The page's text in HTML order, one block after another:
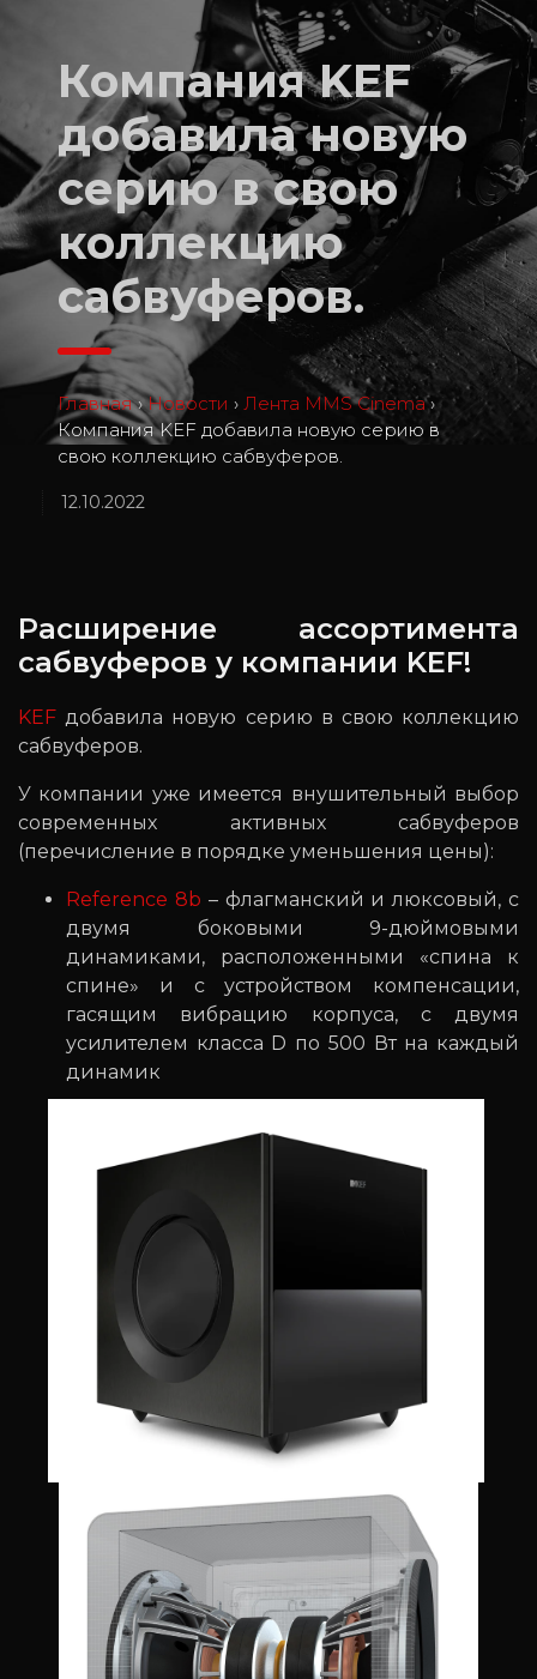
Компания KEF
добавила новую
серию в свою
коллекцию
сабвуферов.
Главная › Новости › Лента MMS Cinema ›
Компания KEF добавила новую серию в
свою коллекцию сабвуферов.
12.10.2022
Расширение ассортимента
сабвуферов у компании KEF!
KEF добавила новую серию в свою коллекцию
сабвуферов.
У компании уже имеется внушительный выбор
современных активных сабвуферов
(перечисление в порядке уменьшения цены):
Reference 8b – флагманский и люксовый, с
двумя боковыми 9-дюймовыми
динамиками, расположенными «спина к
спине» и с устройством компенсации,
гасящим вибрацию корпуса, с двумя
усилителем класса D по 500 Вт на каждый
динамик